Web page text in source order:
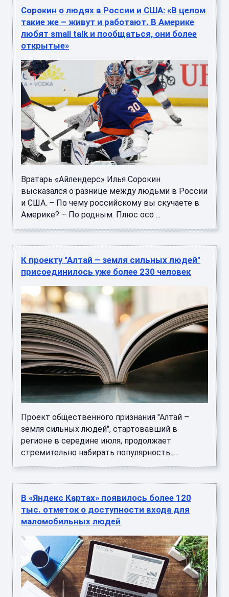
Сорокин о людях в России и США: «В целом
такие же – живут и работают. В Америке
любят small talk и пообщаться, они более
открытые»
Вратарь «Айлендерс» Илья Сорокин
высказался о разнице между людьми в России
и США. – По чему российскому вы скучаете в
Америке? – По родным. Плюс осо ...
К проекту "Алтай – земля сильных людей"
присоединилось уже более 230 человек
Проект общественного признания "Алтай –
земля сильных людей", стартовавший в
регионе в середине июля, продолжает
стремительно набирать популярность. ...
В «Яндекс Картах» появилось более 120
тыс. отметок о доступности входа для
маломобильных людей